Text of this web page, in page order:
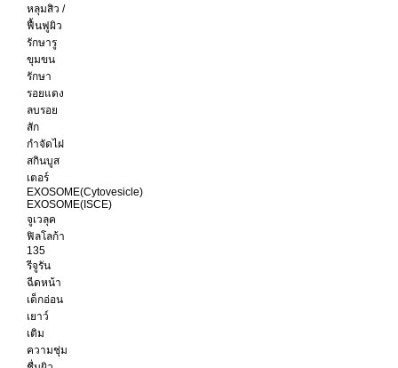
หลุมสิว /
ฟื้นฟูผิว
รักษารู
ขุมขน
รักษา
รอยแดง
ลบรอย
สัก
กำจัดไฝ
สกินบูส
เตอร์
EXOSOME(Cytovesicle)
EXOSOME(ISCE)
จูเวลุค
ฟิลโลก้า
135
รีจูรัน
ฉีดหน้า
เด็กอ่อน
เยาว์
เติม
ความชุ่ม